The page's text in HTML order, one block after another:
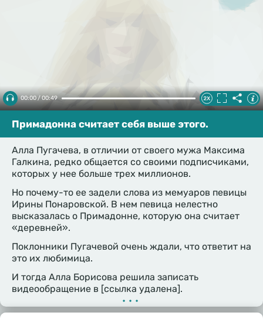
00:00 / 00:49
Примадонна считает себя выше этого.
Алла Пугачева, в отличии от своего мужа Максима
Галкина, редко общается со своими подписчиками,
которых у нее больше трех миллионов.
Но почему-то ее задели слова из мемуаров певицы
Ирины Понаровской. В нем певица нелестно
высказалась о Примадонне, которую она считает
«деревней».
Поклонники Пугачевой очень ждали, что ответит на
это их любимица.
И тогда Алла Борисова решила записать
видеообращение в [ссылка удалена].
•••